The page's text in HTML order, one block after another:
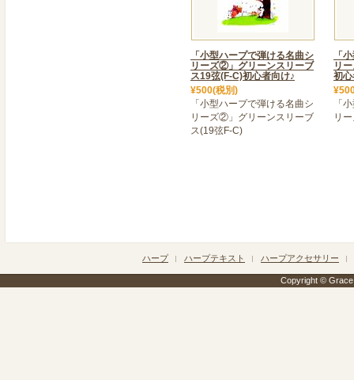
FLEX Harp のご予約あ
完売となりましたので、
2021年04月12日
＜ 「モデラート20」発売
人気のモデラート20が、
「ivory」も、「white-
発送は、4月20日より順次
軽くて、使いやすいハー
が
開講されます。詳しくは
2020年02月17日
「小型ハープで弾ける名曲シ
リーズ②」グリーンスリーブ
ス19弦(F-C)初心者向け♪
¥500(税別)
「小型ハープで弾ける名曲シ
リーズ②」グリーンスリーブ
ス(19弦F-C)
「
リ
初
「
リ
ハープ ハープテキスト ハープアクセサリー
Copyright © Grace